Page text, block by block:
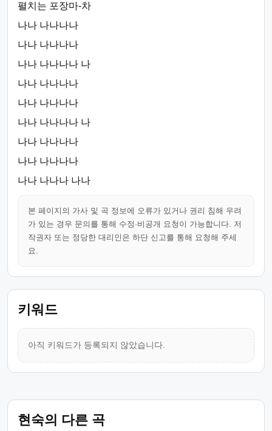
펼치는 포장마-차
나나 나나나나
나나 나나나나
나나 나나나나 나
나나 나나나나
나나 나나나나
나나 나나나나 나
나나 나나나나
나나 나나나나
나나 나나나 나나
본 페이지의 가사 및 곡 정보에 오류가 있거나 권리 침해 우려
가 있는 경우 문의를 통해 수정·비공개 요청이 가능합니다. 저
작권자 또는 정당한 대리인은 하단 신고를 통해 요청해 주세
요.
키워드
아직 키워드가 등록되지 않았습니다.
현숙의 다른 곡